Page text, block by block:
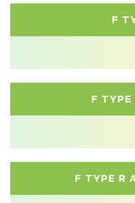
F
F
F TYPE R